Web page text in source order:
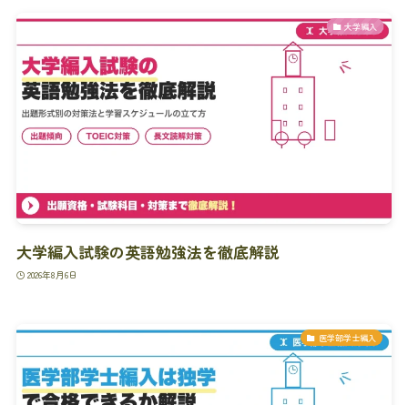
大学編入
大学編入試験の英語勉強法を徹底解説
2026年8月6日
医学部学士編入